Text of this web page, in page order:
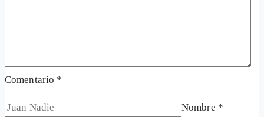
Comentario *
Nombre *